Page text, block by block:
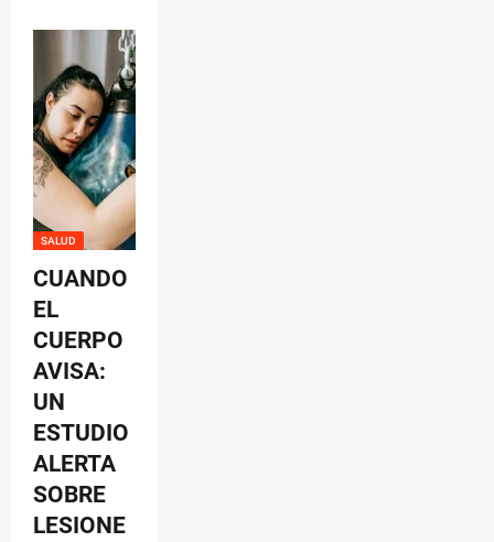
SALUD
CUANDO
EL
CUERPO
AVISA:
UN
ESTUDIO
ALERTA
SOBRE
LESIONE